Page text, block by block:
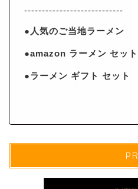
----------------------------
●人気のご当地ラーメン
●amazon ラーメン セット
●ラーメン ギフト セット
PR